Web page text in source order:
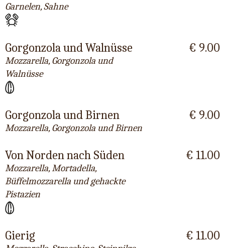
Garnelen, Sahne
Gorgonzola und Walnüsse
Mozzarella, Gorgonzola und
Walnüsse
€ 9.00
Gorgonzola und Birnen
Mozzarella, Gorgonzola und Birnen
€ 9.00
Von Norden nach Süden
Mozzarella, Mortadella,
Büffelmozzarella und gehackte
Pistazien
€ 11.00
Gierig € 11.00